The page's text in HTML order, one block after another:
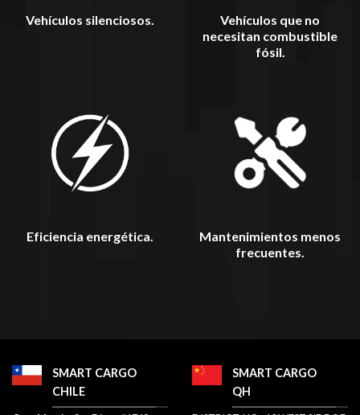
Vehículos silenciosos.
Vehículos que no
necesitan combustible
fósil.
Eficiencia energética.
Mantenimientos menos
frecuentes.
SMART CARGO
CHILE
SMART CARGO
QH